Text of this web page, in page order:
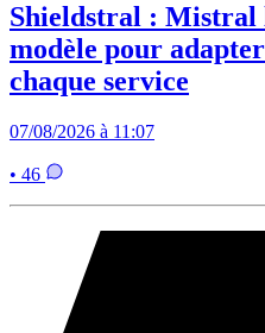
Shieldstral : Mistral
modèle pour
chaque service
07/08/2026 à 11:07
• 46